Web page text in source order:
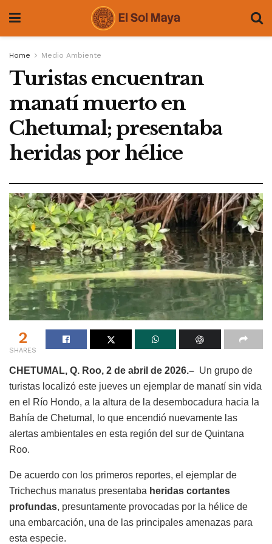
Home Medio Ambiente
Turistas encuentran
manatí muerto en
Chetumal; presentaba
heridas por hélice
2
SHARES
CHETUMAL, Q. Roo, 2 de abril de 2026.– Un grupo de
turistas localizó este jueves un ejemplar de manatí sin vida
en el Río Hondo, a la altura de la desembocadura hacia la
Bahía de Chetumal, lo que encendió nuevamente las
alertas ambientales en esta región del sur de Quintana
Roo.
De acuerdo con los primeros reportes, el ejemplar de
Trichechus manatus presentaba heridas cortantes
profundas, presuntamente provocadas por la hélice de
una embarcación, una de las principales amenazas para
esta especie.